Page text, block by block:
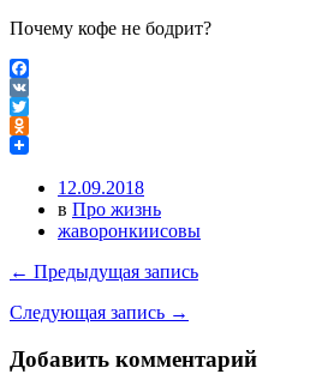
Почему кофе не бодрит?
Facebook
VK
Twitter
Odnoklassniki
12.09.2018
в Про жизнь
жаворонкиисовы
← Предыдущая запись
Следующая запись →
Добавить комментарий